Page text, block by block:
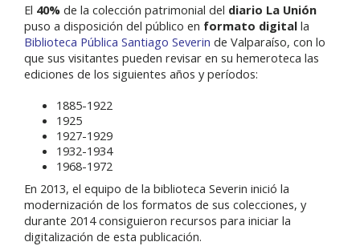
El 40% de la colección patrimonial del diario La Unión
puso a disposición del público en formato digital la
Biblioteca Pública Santiago Severin de Valparaíso, con lo
que sus visitantes pueden revisar en su hemeroteca las
ediciones de los siguientes años y períodos:
1885-1922
1925
1927-1929
1932-1934
1968-1972
En 2013, el equipo de la biblioteca Severin inició la
modernización de los formatos de sus colecciones, y
durante 2014 consiguieron recursos para iniciar la
digitalización de esta publicación.